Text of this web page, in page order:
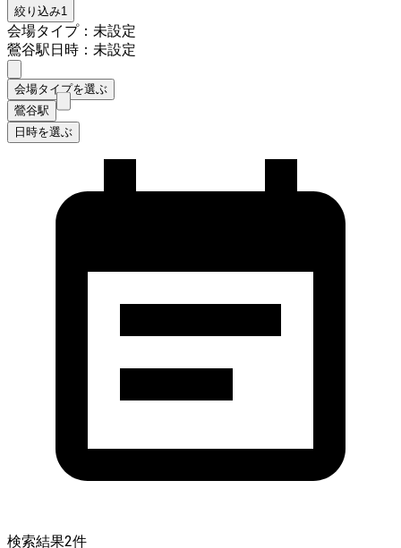
絞り込み1
会場タイプ：未設定
鶯谷駅日時：未設定
会場タイプを選ぶ
鶯谷駅
日時を選ぶ
検索結果2件